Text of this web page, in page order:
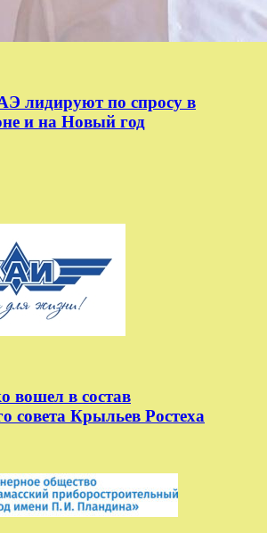
лидируют по спросу в
и на Новый год
вошел в состав
совета Крыльев Ростеха